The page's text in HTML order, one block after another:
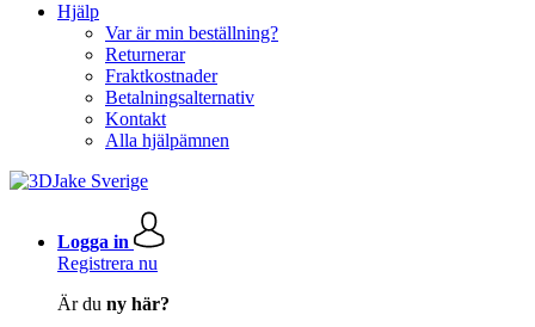
Hjälp
Var är min beställning?
Returnerar
Fraktkostnader
Betalningsalternativ
Kontakt
Alla hjälpämnen
Logga in
Registrera nu
Är du ny här?